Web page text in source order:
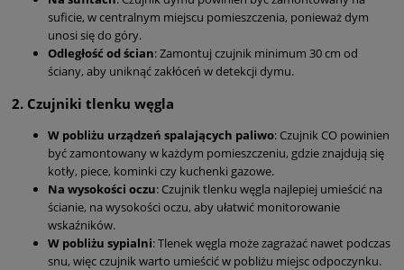
suficie, w centralnym miejscu pomieszczenia, ponieważ dym
unosi się do góry.
Odległość od ścian: Zamontuj czujnik minimum 30 cm od
ściany, aby uniknąć zakłóceń w detekcji dymu.
2. Czujniki tlenku węgla
W pobliżu urządzeń spalających paliwo: Czujnik CO powinien
być zamontowany w każdym pomieszczeniu, gdzie znajdują się
kotły, piece, kominki czy kuchenki gazowe.
Na wysokości oczu: Czujnik tlenku węgla najlepiej umieścić na
ścianie, na wysokości oczu, aby ułatwić monitorowanie
wskaźników.
W pobliżu sypialni: Tlenek węgla może zagrażać nawet podczas
snu, więc czujnik warto umieścić w pobliżu miejsc odpoczynku.